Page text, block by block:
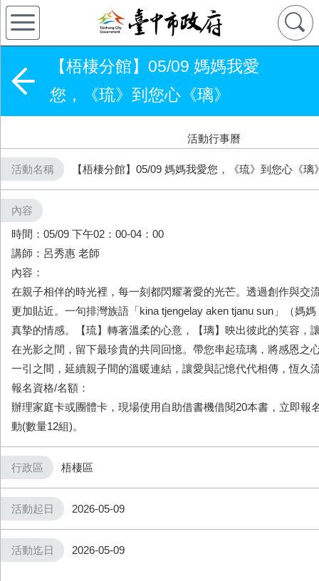
【梧棲分館】05/09 媽媽我愛
您，《琉》到您心《璃》
活動行事曆
活動名稱 【梧棲分館】05/09 媽媽我愛您，《琉》到您心《璃
內容
時間：05/09 下午02：00-04：00
講師：呂秀惠 老師
內容：
在親子相伴的時光裡，每一刻都閃耀著愛的光芒。透過創作與交
更加貼近。一句排灣族語「kina tjengelay aken tjanu sun」（媽
真摯的情感。【琉】轉著溫柔的心意，【璃】映出彼此的笑容，
在光影之間，留下最珍貴的共同回憶。帶您串起琉璃，將感恩之
一引之間，延續親子間的溫暖連結，讓愛與記憶代代相傳，恆久
報名資格/名額：
辦理家庭卡或團體卡，現場使用自助借書機借閱20本書，立即報
動(數量12組)。
行政區 梧棲區
活動起日 2026-05-09
活動迄日 2026-05-09